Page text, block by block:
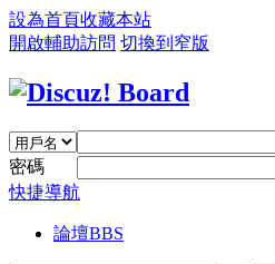
設為首頁收藏本站
開啟輔助訪問 切換到窄版
密碼
快捷導航
論壇BBS